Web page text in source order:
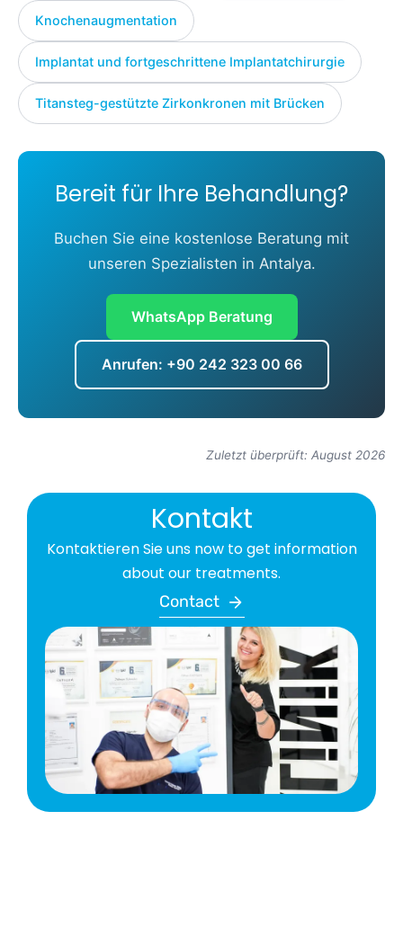
Knochenaugmentation
Implantat und fortgeschrittene Implantatchirurgie
Titansteg-gestützte Zirkonkronen mit Brücken
Bereit für Ihre Behandlung?
Buchen Sie eine kostenlose Beratung mit
unseren Spezialisten in Antalya.
WhatsApp Beratung
Anrufen: +90 242 323 00 66
Zuletzt überprüft: August 2026
Kontakt
Kontaktieren Sie uns now to get information
about our treatments.
Contact